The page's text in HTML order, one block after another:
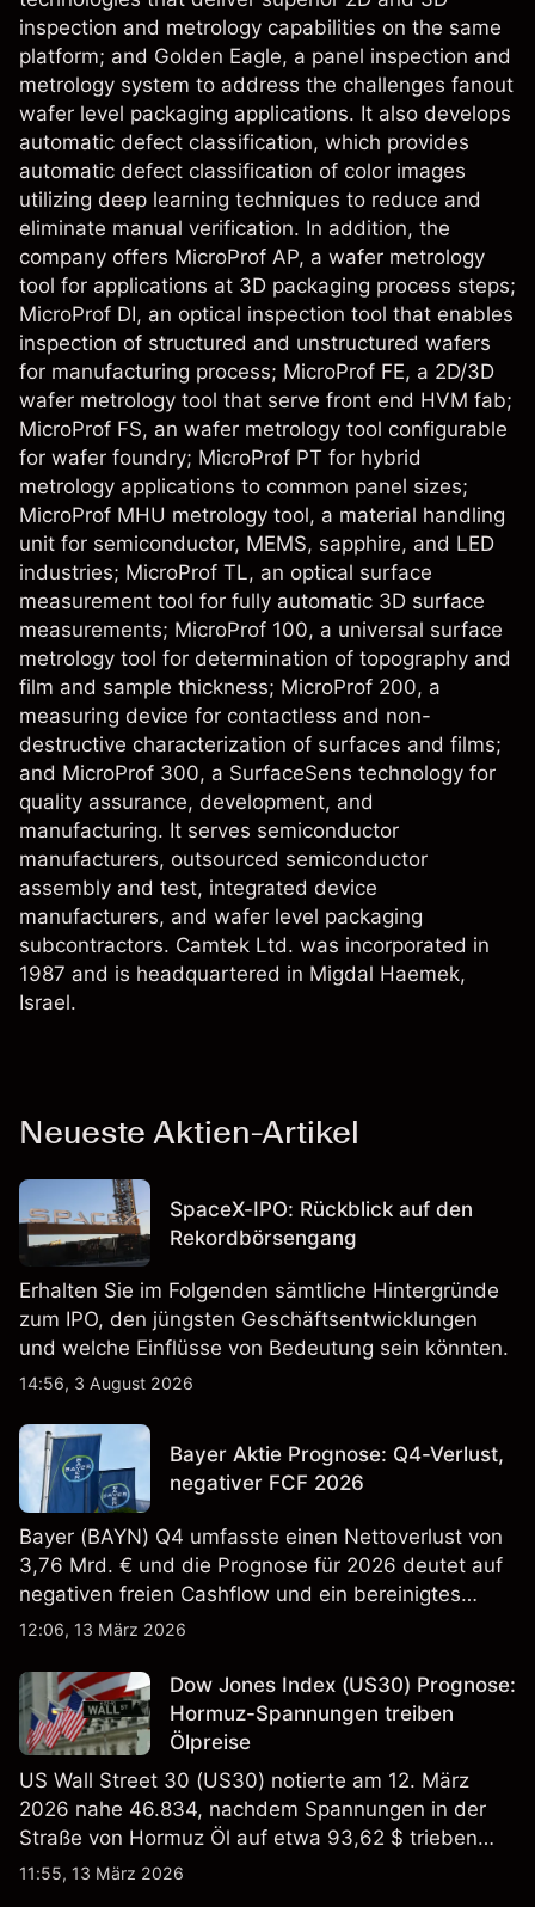
inspection and metrology capabilities on the same
platform; and Golden Eagle, a panel inspection and
metrology system to address the challenges fanout
wafer level packaging applications. It also develops
automatic defect classification, which provides
automatic defect classification of color images
utilizing deep learning techniques to reduce and
eliminate manual verification. In addition, the
company offers MicroProf AP, a wafer metrology
tool for applications at 3D packaging process steps;
MicroProf DI, an optical inspection tool that enables
inspection of structured and unstructured wafers
for manufacturing process; MicroProf FE, a 2D/3D
wafer metrology tool that serve front end HVM fab;
MicroProf FS, an wafer metrology tool configurable
for wafer foundry; MicroProf PT for hybrid
metrology applications to common panel sizes;
MicroProf MHU metrology tool, a material handling
unit for semiconductor, MEMS, sapphire, and LED
industries; MicroProf TL, an optical surface
measurement tool for fully automatic 3D surface
measurements; MicroProf 100, a universal surface
metrology tool for determination of topography and
film and sample thickness; MicroProf 200, a
measuring device for contactless and non-
destructive characterization of surfaces and films;
and MicroProf 300, a SurfaceSens technology for
quality assurance, development, and
manufacturing. It serves semiconductor
manufacturers, outsourced semiconductor
assembly and test, integrated device
manufacturers, and wafer level packaging
subcontractors. Camtek Ltd. was incorporated in
1987 and is headquartered in Migdal Haemek,
Israel.
Neueste Aktien-Artikel
SpaceX-IPO: Rückblick auf den
Rekordbörsengang
Erhalten Sie im Folgenden sämtliche Hintergründe
zum IPO, den jüngsten Geschäftsentwicklungen
und welche Einflüsse von Bedeutung sein könnten.
14:56, 3 August 2026
Bayer Aktie Prognose: Q4-Verlust,
negativer FCF 2026
Bayer (BAYN) Q4 umfasste einen Nettoverlust von
3,76 Mrd. € und die Prognose für 2026 deutet auf
negativen freien Cashflow und ein bereinigtes
EBITDA von 9,6–10,1 Mrd. € hin. Die
verlässlicher Indikator für zukünftige Ergebnisse.
12:06, 13 März 2026
Dow Jones Index (US30) Prognose:
Hormuz-Spannungen treiben
Ölpreise
US Wall Street 30 (US30) notierte am 12. März
2026 nahe 46.834, nachdem Spannungen in der
Straße von Hormuz Öl auf etwa 93,62 $ trieben
und die US-Arbeitslosigkeit auf 4,4% stieg. Die
11:55, 13 März 2026